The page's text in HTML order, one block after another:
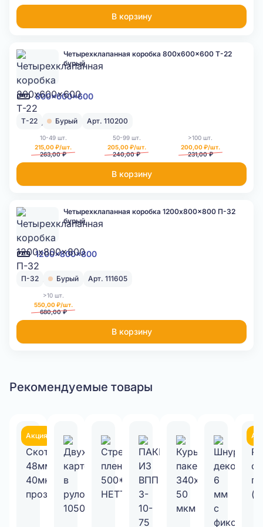
В корзину
800x600x600
Четырехклапанная коробка 800x600x600 Т-22
бурый
Т-22 Бурый Арт. 110200
10-49 шт.
215,00 ₽/шт.
263,00 ₽
50-99 шт.
205,00 ₽/шт.
240,00 ₽
>100 шт.
200,00 ₽/шт.
231,00 ₽
В корзину
1200x800x800
Четырехклапанная коробка 1200x800x800 П-32
бурый
П-32 Бурый Арт. 111605
>10 шт.
550,00 ₽/шт.
680,00 ₽
В корзину
Рекомендуемые товары
Акция